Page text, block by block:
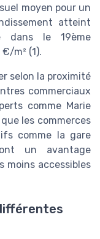
moyen pour un
atteint
dans le 19ème
m² (1).
selon la proximité
commerciaux
comme Marie
les commerces
comme la gare
un avantage
moins accessibles